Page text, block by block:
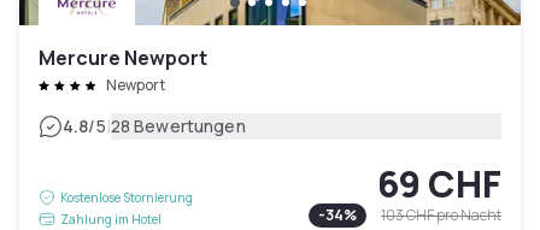
Mercure Newport
Newport
4.8/5|28 Bewertungen
Kostenlose Stornierung
Zahlung im Hotel
69 CHF
-34% 103 CHFpro Nacht